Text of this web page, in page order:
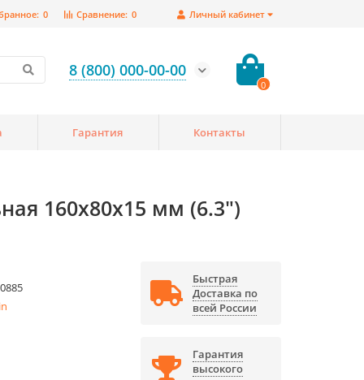
Личный кабинет
Сравнение: 0
0
8 (800) 000-00-00
0
Гарантия Контакты
160x80x15 мм (6.3")
Быстрая
Доставка по
всей России
Гарантия
высокого